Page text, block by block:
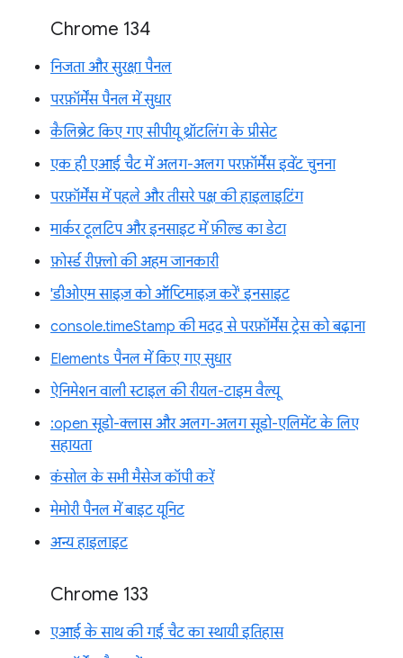
Chrome 134
निजता और सुरक्षा पैनल
परफ़ॉर्मेंस पैनल में सुधार
कैलिब्रेट किए गए सीपीयू थ्रॉटलिंग के प्रीसेट
एक ही एआई चैट में अलग-अलग परफ़ॉर्मेंस इवेंट चुनना
परफ़ॉर्मेंस में पहले और तीसरे पक्ष की हाइलाइटिंग
मार्कर टूलटिप और इनसाइट में फ़ील्ड का डेटा
फ़ोर्स्ड रीफ़्लो की अहम जानकारी
'डीओएम साइज़ को ऑप्टिमाइज़ करें' इनसाइट
console.timeStamp की मदद से परफ़ॉर्मेंस ट्रेस को बढ़ाना
Elements पैनल में किए गए सुधार
ऐनिमेशन वाली स्टाइल की रीयल-टाइम वैल्यू
:open सूडो-क्लास और अलग-अलग सूडो-एलिमेंट के लिए
सहायता
कंसोल के सभी मैसेज कॉपी करें
मेमोरी पैनल में बाइट यूनिट
अन्य हाइलाइट
Chrome 133
एआई के साथ की गई चैट का स्थायी इतिहास